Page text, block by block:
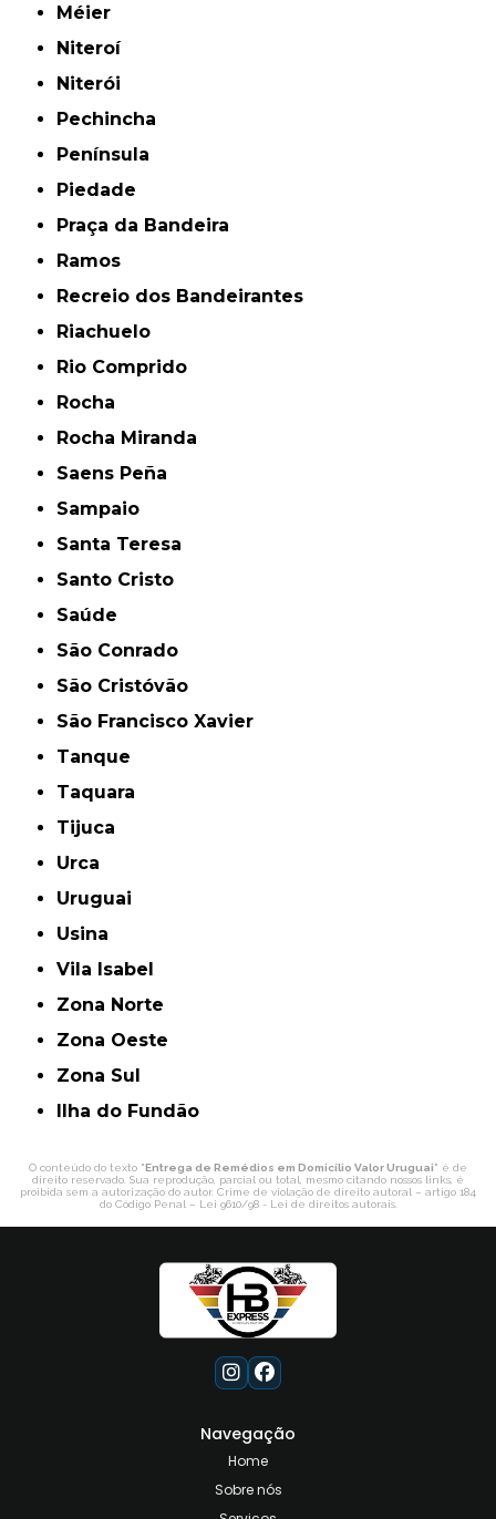
Méier
Niteroí
Niterói
Pechincha
Península
Piedade
Praça da Bandeira
Ramos
Recreio dos Bandeirantes
Riachuelo
Rio Comprido
Rocha
Rocha Miranda
Saens Peña
Sampaio
Santa Teresa
Santo Cristo
Saúde
São Conrado
São Cristóvão
São Francisco Xavier
Tanque
Taquara
Tijuca
Urca
Uruguai
Usina
Vila Isabel
Zona Norte
Zona Oeste
Zona Sul
ilha do Fundão
O conteúdo do texto "Entrega de Remédios em Domicílio Valor Uruguai" é de
direito reservado. Sua reprodução, parcial ou total, mesmo citando nossos links, é
proibida sem a autorização do autor. Crime de violação de direito autoral – artigo 184
do Código Penal – Lei 9610/98 - Lei de direitos autorais.
Navegação
Home
Sobre nós